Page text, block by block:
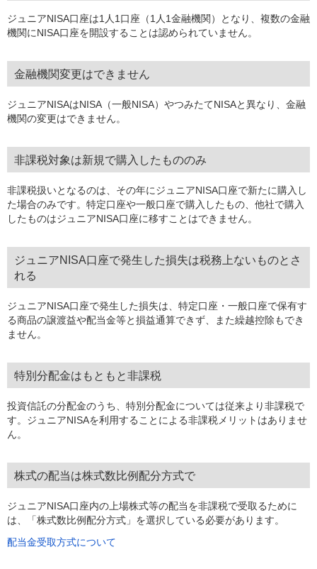
ジュニアNISA口座は1人1口座（1人1金融機関）となり、複数の金融
機関にNISA口座を開設することは認められていません。
金融機関変更はできません
ジュニアNISAはNISA（一般NISA）やつみたてNISAと異なり、金融
機関の変更はできません。
非課税対象は新規で購入したもののみ
非課税扱いとなるのは、その年にジュニアNISA口座で新たに購入し
た場合のみです。特定口座や一般口座で購入したもの、他社で購入
したものはジュニアNISA口座に移すことはできません。
ジュニアNISA口座で発生した損失は税務上ないものとさ
れる
ジュニアNISA口座で発生した損失は、特定口座・一般口座で保有す
る商品の譲渡益や配当金等と損益通算できず、また繰越控除もでき
ません。
特別分配金はもともと非課税
投資信託の分配金のうち、特別分配金については従来より非課税で
す。ジュニアNISAを利用することによる非課税メリットはありませ
ん。
株式の配当は株式数比例配分方式で
ジュニアNISA口座内の上場株式等の配当を非課税で受取るために
は、「株式数比例配分方式」を選択している必要があります。
配当金受取方式について